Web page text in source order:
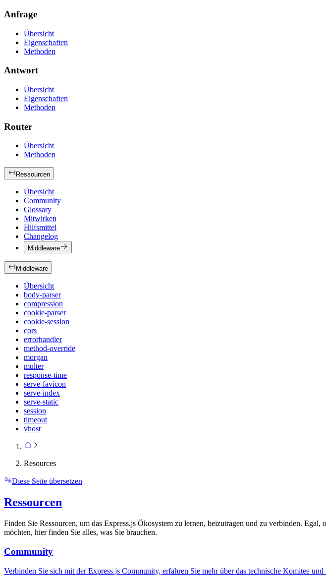
Anfrage
Übersicht
Eigenschaften
Methoden
Antwort
Übersicht
Eigenschaften
Methoden
Router
Übersicht
Methoden
Ressourcen
Übersicht
Community
Glossary
Mitwirken
Hilfsmittel
Changelog
Middleware
Middleware
Übersicht
body-parser
compression
cookie-parser
cookie-session
cors
errorhandler
method-override
morgan
multer
response-time
serve-favicon
serve-index
serve-static
session
timeout
vhost
Resources
Diese Seite übersetzen
Ressourcen
Finden Sie Ressourcen, um das Express.js Ökosystem zu lernen, beizutragen und zu verbinden.
möchten, hier finden Sie alles, was Sie brauchen.
Community
Verbinden Sie sich mit der Express.js Community, erfahren Sie mehr über das technische Komitee